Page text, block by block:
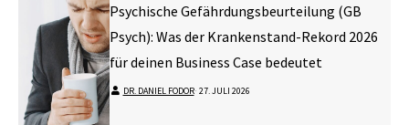
Psychische Gefährdungsbeurteilung (GB
Psych): Was der Krankenstand-Rekord 2026
für deinen Business Case bedeutet
DR. DANIEL FODOR⋅ 27. JULI 2026